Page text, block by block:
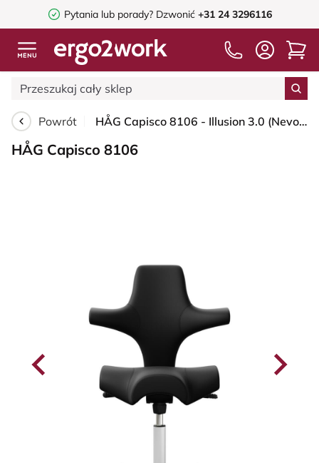
Pytania lub porady? Dzwonić +31 24 3296116
Powrót HÅG Capisco 8106 - Illusion 3.0 (Nevotex) - Skóra syntetyczna z poliuretanu - ILU3110 - Black - White - 200 mm (seat height 46-64cm) - Hard castors for soft floors
HÅG Capisco 8106